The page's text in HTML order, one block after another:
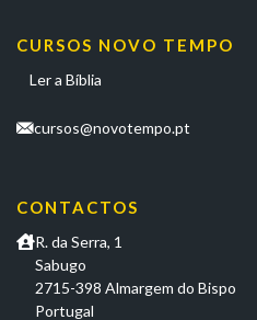
CURSOS NOVO TEMPO
Ler a Bíblia
cursos@novotempo.pt
CONTACTOS
R. da Serra, 1
Sabugo
2715-398 Almargem do Bispo
Portugal